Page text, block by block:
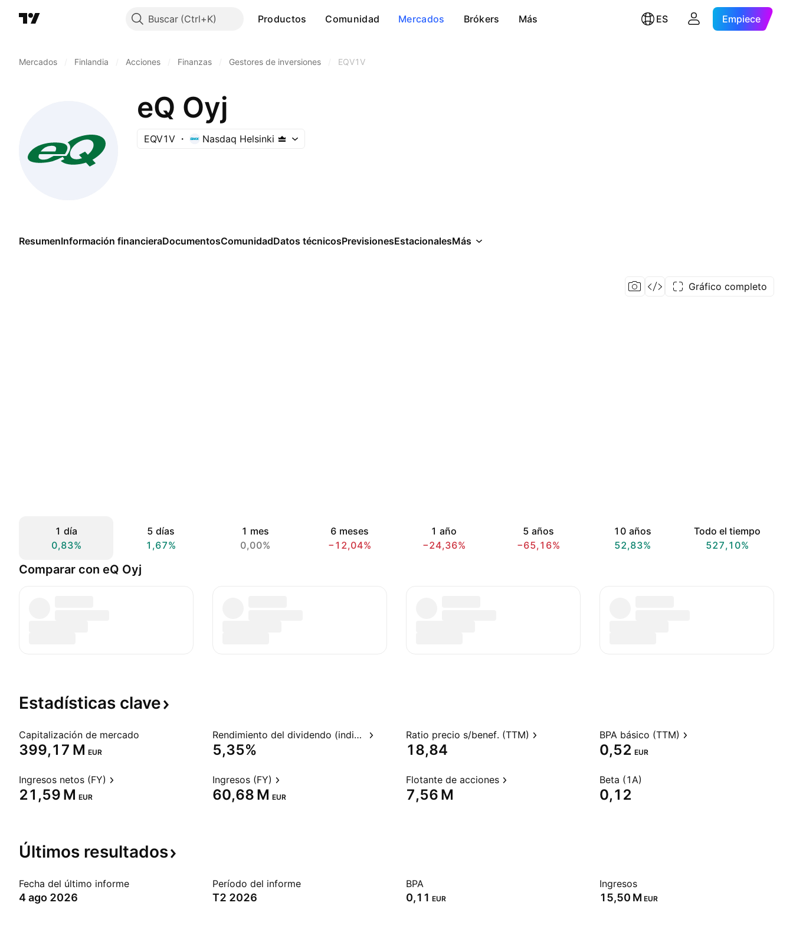
Buscar Productos Comunidad Mercados Brókers Más ES Empiece
Mercados Finlandia Acciones Finanzas Gestores de inversiones EQV1V
eQ Oyj
EQV1V Nasdaq Helsinki
ResumenInformación financieraDocumentosComunidadDatos técnicosPrevisionesEstacionalesMás
Gráfico completo
1 día
0,83%
5 días
1,67%
1 mes
0,00%
6 meses
−12,04%
1 año
−24,36%
5 años
−65,16%
10 años
52,83%
Todo el tiempo
527,10%
Comparar con eQ Oyj
Estadísticas clave
Capitalización de mercado
‪399,17 M‬ EUR
Rendimiento del dividendo (indicado)
5,35%
Ratio precio s/benef. (TTM)
18,84
BPA básico (TTM)
0,52 EUR
Ingresos netos (FY)
‪21,59 M‬ EUR
Ingresos (FY)
‪60,68 M‬ EUR
Flotante de acciones
‪7,56 M‬
Beta (1A)
0,12
Últimos resultados
Fecha del último informe
4 ago 2026
Período del informe
T2 2026
BPA
0,11 EUR
Ingresos
‪15,50 M‬ EUR